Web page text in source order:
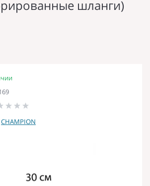
шланги)
CHAMPION